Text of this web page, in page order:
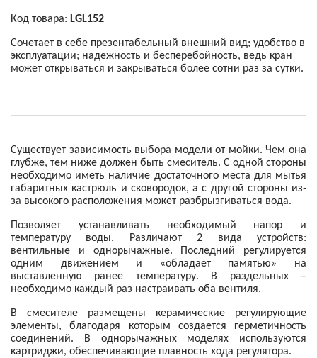
Код товара: LGL152
Сочетает в себе презентабельный внешний вид; удобство в
эксплуатации; надежность и бесперебойность, ведь кран
может открываться и закрываться более сотни раз за сутки.
Существует зависимость выбора модели от мойки. Чем она
глубже, тем ниже должен быть смеситель. С одной стороны
необходимо иметь наличие достаточного места для мытья
габаритных кастрюль и сковородок, а с другой стороны из-
за высокого расположения может разбрызгиваться вода.
Позволяет устанавливать необходимый напор и
температуру воды. Различают 2 вида устройств:
вентильные и однорычажные. Последний регулируется
одним движением и «обладает памятью» на
выставленную ранее температуру. В раздельных –
необходимо каждый раз настраивать оба вентиля.
В смесителе размещены керамические регулирующие
элементы, благодаря которым создается герметичность
соединений. В однорычажных моделях используются
картриджи, обеспечивающие плавность хода регулятора.